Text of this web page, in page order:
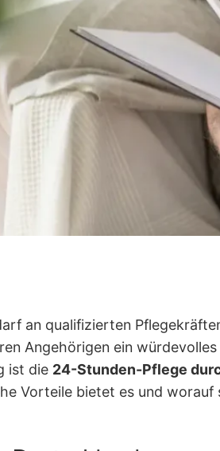
an qualifizierten
Angehörigen ein
ist die 24-Stunden-Pflege
Vorteile bietet es und worauf